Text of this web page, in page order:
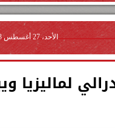
الأحد، 27 أغسطس 2023
لماليزيا